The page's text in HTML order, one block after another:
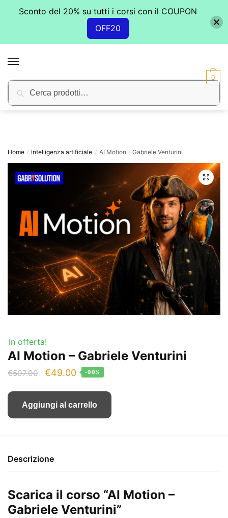
Cerca:Cerca
0
Home / Intelligenza artificiale / AI Motion – Gabriele Venturini
In offerta!
AI Motion – Gabriele Venturini
€507.00
Il
originale
€49.00Il
attuale
-90%
Aggiungi al carrello
Descrizione
Scarica il corso “AI Motion –
Gabriele Venturini”
Sconto del 20% su tutti i corsi con il COUPON
OFF20